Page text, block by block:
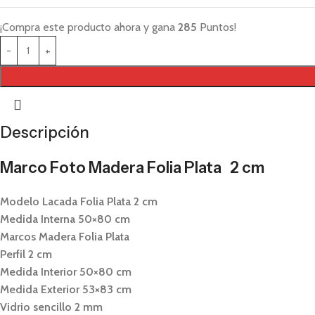
¡Compra este producto ahora y gana 285 Puntos!
Descripción
Marco Foto Madera Folia Plata 2 cm
Modelo Lacada Folia Plata 2 cm
Medida Interna 50×80 cm
Marcos Madera Folia Plata
Perfil 2 cm
Medida Interior 50×80 cm
Medida Exterior 53×83 cm
Vidrio sencillo 2 mm